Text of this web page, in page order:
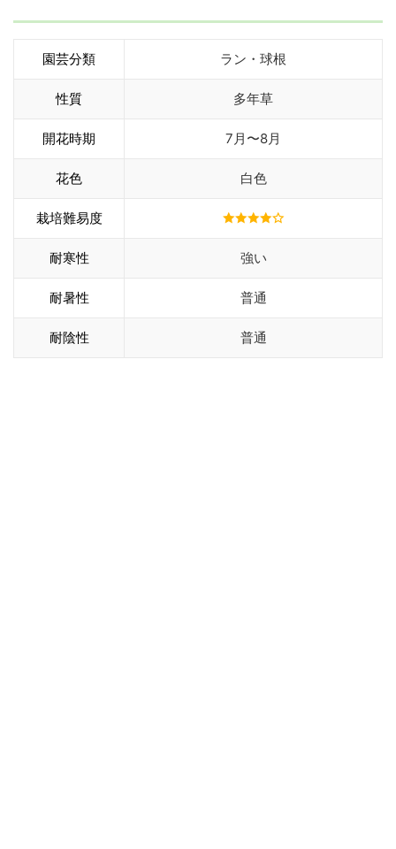
園芸分類 ラン・球根
性質 多年草
開花時期 7月〜8月
花色 白色
栽培難易度
耐寒性 強い
耐暑性 普通
耐陰性 普通